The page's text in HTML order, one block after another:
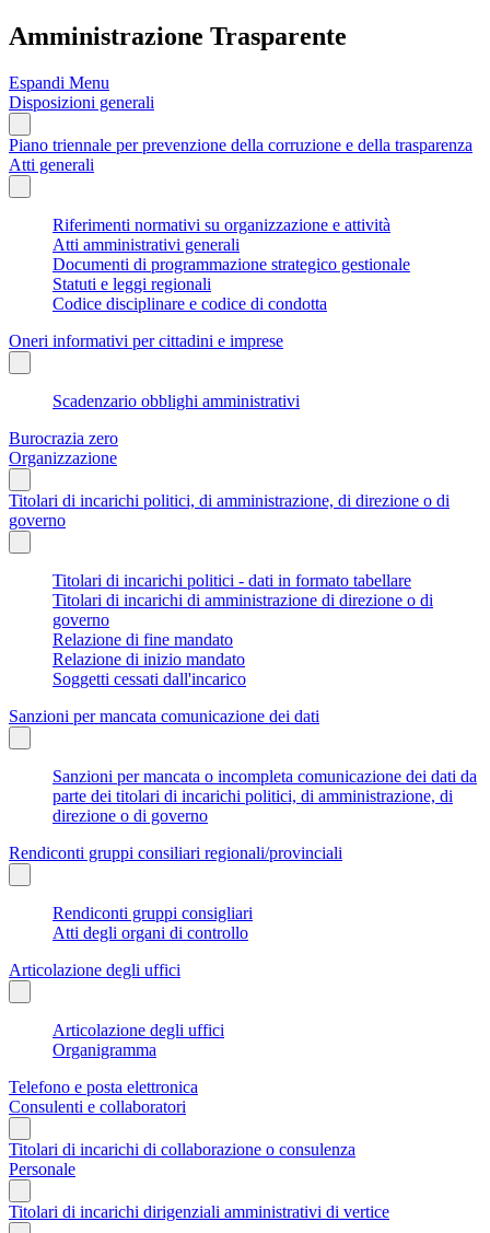
Amministrazione Trasparente
Espandi Menu
Disposizioni generali
Piano triennale per prevenzione della corruzione e della trasparenza
Atti generali
Riferimenti normativi su organizzazione e attività
Atti amministrativi generali
Documenti di programmazione strategico gestionale
Statuti e leggi regionali
Codice disciplinare e codice di condotta
Oneri informativi per cittadini e imprese
Scadenzario obblighi amministrativi
Burocrazia zero
Organizzazione
Titolari di incarichi politici, di amministrazione, di direzione o di
governo
Titolari di incarichi politici - dati in formato tabellare
Titolari di incarichi di amministrazione di direzione o di
governo
Relazione di fine mandato
Relazione di inizio mandato
Soggetti cessati dall'incarico
Sanzioni per mancata comunicazione dei dati
Sanzioni per mancata o incompleta comunicazione dei dati da
parte dei titolari di incarichi politici, di amministrazione, di
direzione o di governo
Rendiconti gruppi consiliari regionali/provinciali
Rendiconti gruppi consigliari
Atti degli organi di controllo
Articolazione degli uffici
Articolazione degli uffici
Organigramma
Telefono e posta elettronica
Consulenti e collaboratori
Titolari di incarichi di collaborazione o consulenza
Personale
Titolari di incarichi dirigenziali amministrativi di vertice